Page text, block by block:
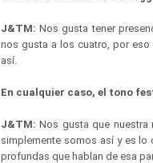
J&TM: Nos gusta tener
nos gusta a los cuatro, por
así.
En cualquier caso, el tono
J&TM: Nos gusta que nuestra
simplemente somos así y es lo
profundas que hablan de esa